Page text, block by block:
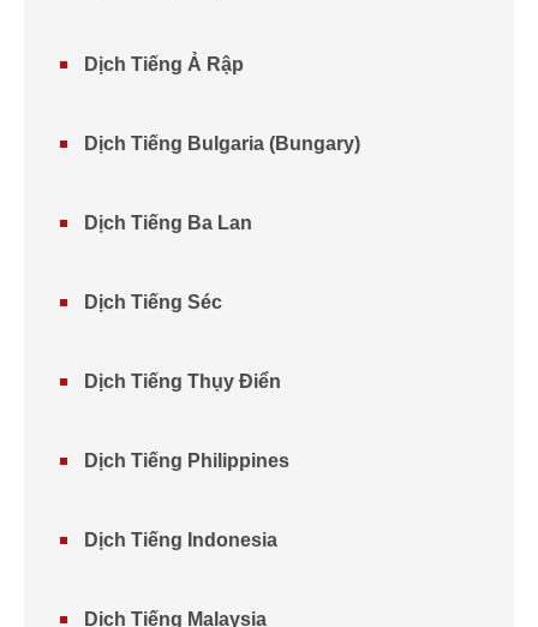
Dịch Tiếng Ả Rập
Dịch Tiếng Bulgaria (Bungary)
Dịch Tiếng Ba Lan
Dịch Tiếng Séc
Dịch Tiếng Thụy Điển
Dịch Tiếng Philippines
Dịch Tiếng Indonesia
Dịch Tiếng Malaysia